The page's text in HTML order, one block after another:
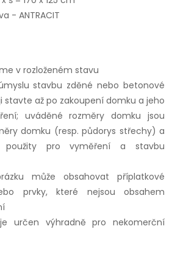
- ANTRACIT
v rozloženém stavu
stavbu zděné nebo betonové
stavte až po zakoupení domku a jeho
uváděné rozměry domku jsou
domku (resp. půdorys střechy) a
pro vyměření a stavbu
může obsahovat příplatkové
prvky, které nejsou obsahem
určen výhradně pro nekomerční